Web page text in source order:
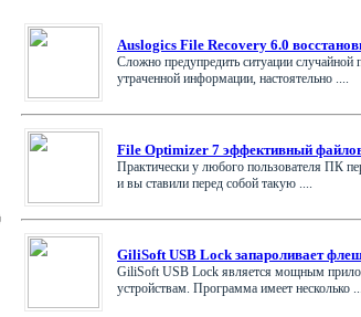
Auslogics File Recovery 6.0
Сложно предупредить ситуации
утраченной информации, настоятельно ....
File Optimizer 7 эффективный
Практически у любого пользователя ПК
и вы ставили перед собой такую ....
GiliSoft USB Lock запароливает
GiliSoft USB Lock является мощным
устройствам. Программа имеет несколько ....